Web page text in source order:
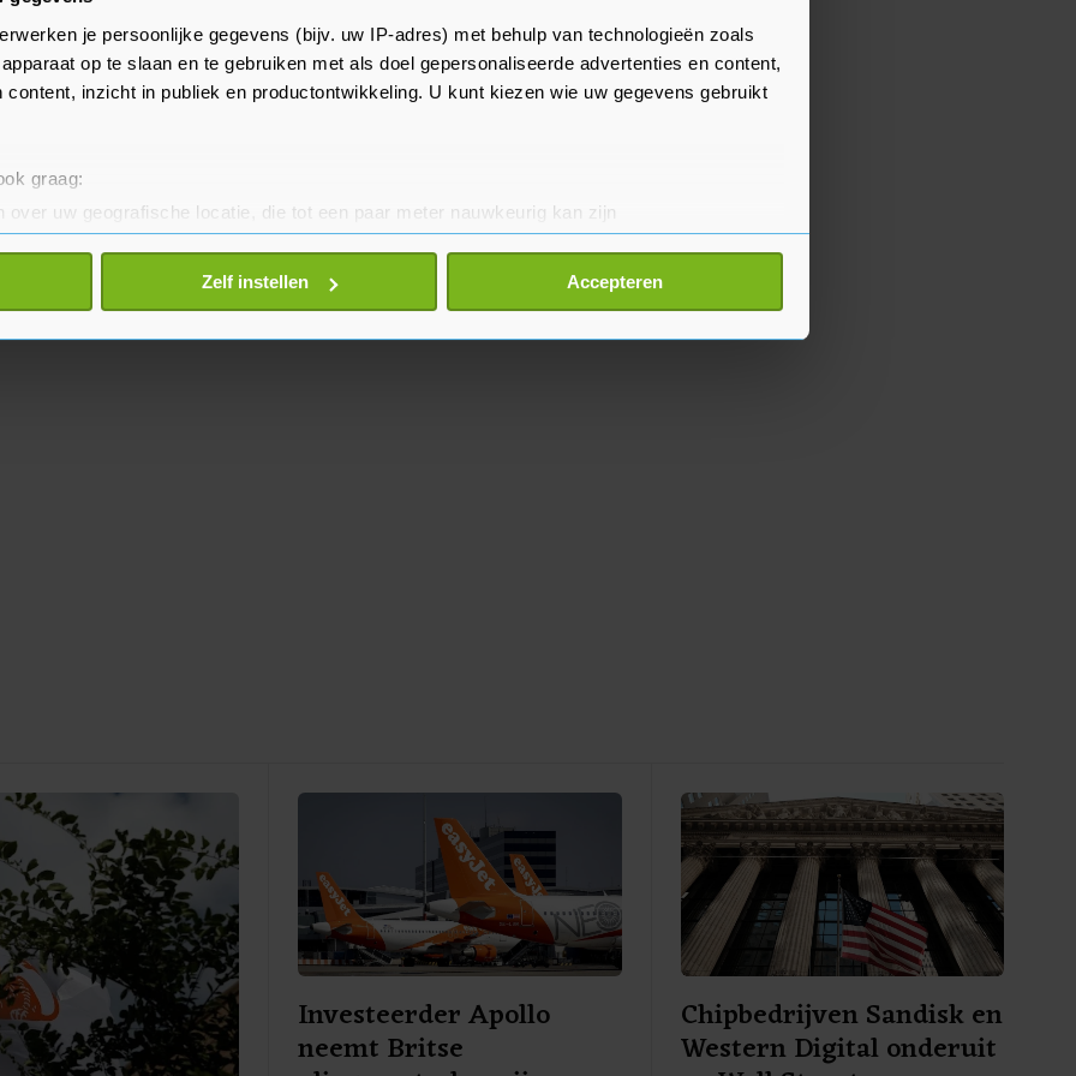
je persoonlijke gegevens (bijv. uw IP-adres) met behulp van technologieën zoals
op te slaan en te gebruiken met als doel gepersonaliseerde advertenties en content,
content, inzicht in publiek en productontwikkeling. U kunt kiezen wie uw gegevens gebruikt
graag:
over uw geografische locatie, die tot een paar meter nauwkeurig kan zijn
door het actief te scannen op specifieke eigenschappen (fingerprinting)
gegevens worden verwerkt en stel uw voorkeuren in het
detailgedeelte
of intrekken in de Cookieverklaring.
Zelf instellen Accepteren
desastreuze gevolgen voor
essentieel dat organisaties
in het vizier hebben."
Investeerder Apollo
neemt Britse
Chipbedrijven Sandisk en
Western Digital onderuit